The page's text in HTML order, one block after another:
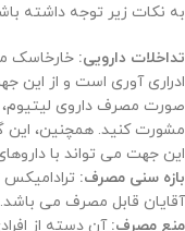
به نکات زیر توجه داشته
تداخلات دارویی: خارخاسک
ادراری آوری است و از این
صورت مصرف داروی
مشورت کنید. همچنین، این
این جهت می تواند با
بازه سنی مصرف: ترادامیکس
آقایان قابل مصرف می باشد.
منع مصرف: آن دسته از